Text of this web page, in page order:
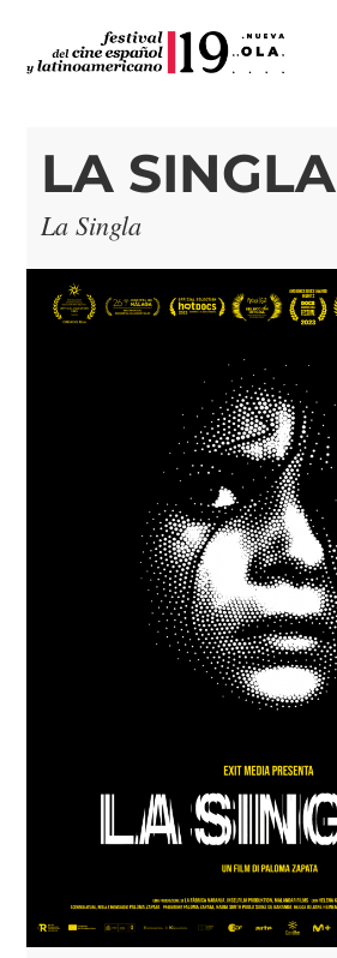
LA SINGLA
La Singla